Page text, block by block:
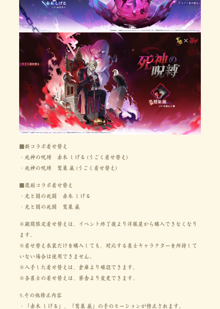
■新コラボ着せ替え
・死神の呪縛　赤木 しげる (うごく着せ替え)
・死神の呪縛　鷲巣 巌 (うごく着せ替え)
■復刻コラボ着せ替え
・光と闇の死闘　赤木 しげる
・光と闇の死闘　鷲巣 巌
※期間限定着せ替えは、イベント終了後より洋服屋から購入できなくなり
ます。
※着せ替え衣装だけを購入しても、対応する雀士キャラクターを所持して
いない場合は使用できません。
※入手した着せ替えは、倉庫より確認できます。
※各雀士の着せ替えは、寮舎より変更できます。
5.その他修正内容
・「赤木 しげる」、「鷲巣 巌」の手のモーションが修正されます。